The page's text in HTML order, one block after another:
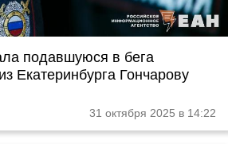
подавшуюся в бега
Екатеринбурга Гончарову
31 октября 2025 в 14:22